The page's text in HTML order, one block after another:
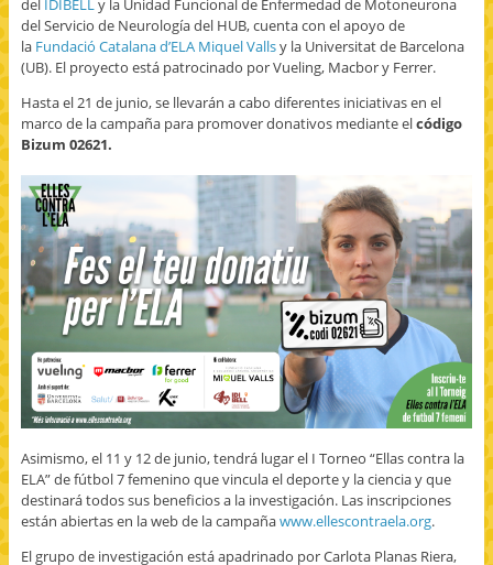
a
n
u
e
v
a
e
u
n
a
v
n
t
a
n
a
u
v
)
e
u
n
a
v
n
t
a
n
u
a
)
o
u
n
a
m
g
o
(
n
u
n
a
v
e
n
t
n
a
n
u
e
v
a
n
a
n
u
e
v
)
del Servicio de Neurología del HUB, cuenta con el apoyo de
la Fundació Catalana d’ELA Miquel Vallsy la Universitat de Barcelona
(UB). El proyecto está patrocinado por Vueling, Macbor y Ferrer.
Hasta el 21 de junio, se llevarán a cabo diferentes iniciativas en el
marco de la campaña para promover donativos mediante elcódigo
Bizum 02621.
Asimismo, el 11 y 12 de junio, tendrá lugar el I Torneo “Ellas contra la
ELA” de fútbol 7 femenino que vincula el deporte y la ciencia y que
destinará todos sus beneficios a la investigación. Las inscripciones
están abiertas en la web de la campañawww.ellescontraela.org.
El grupo de investigación está apadrinado por Carlota Planas Riera,